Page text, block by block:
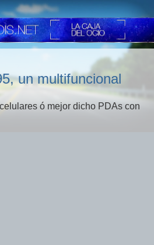
un multifuncional
ó mejor dicho PDAs con